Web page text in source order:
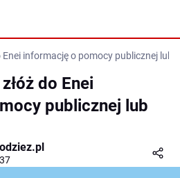
Enei informację o pomocy publicznej lub
do Enei
publicznej lub